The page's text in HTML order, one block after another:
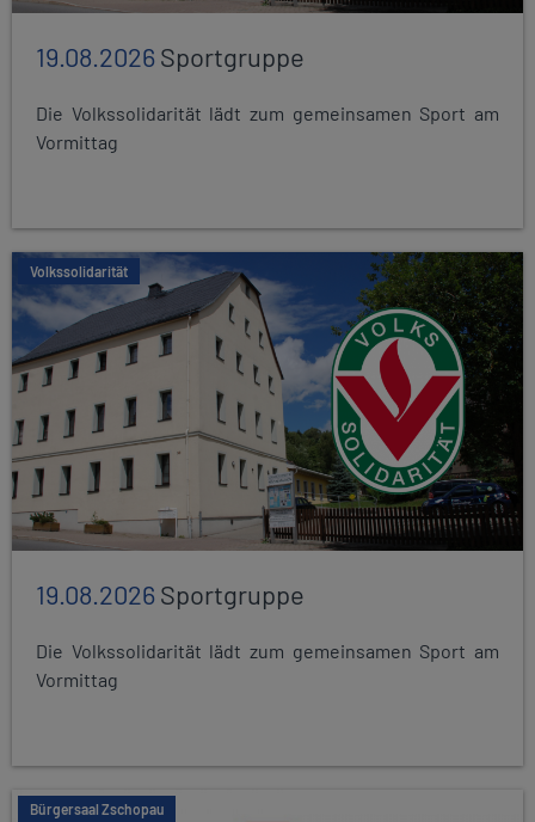
19.08.2026Sportgruppe
Die Volkssolidarität lädt zum gemeinsamen Sport am
Vormittag
Volkssolidarität
19.08.2026Sportgruppe
Die Volkssolidarität lädt zum gemeinsamen Sport am
Vormittag
Bürgersaal Zschopau